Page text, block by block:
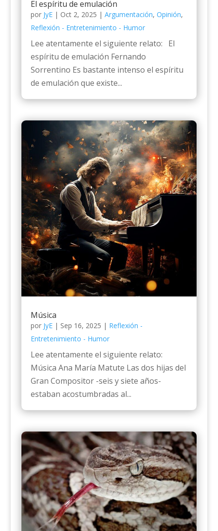
El espíritu de emulación
por JyE| Oct 2, 2025 | Argumentación, Opinión,
Reflexión - Entretenimiento - Humor
Lee atentamente el siguiente relato: El
espíritu de emulación Fernando
Sorrentino Es bastante intenso el espíritu
de emulación que existe...
Música
por JyE| Sep 16, 2025 | Reflexión -
Entretenimiento - Humor
Lee atentamente el siguiente relato:
Música Ana María Matute Las dos hijas del
Gran Compositor -seis y siete años-
estaban acostumbradas al...